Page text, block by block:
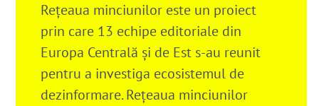
Rețeaua minciunilor este un proiect
prin care 13 echipe editoriale din
Europa Centrală și de Est s-au reunit
pentru a investiga ecosistemul de
dezinformare. Rețeaua minciunilor